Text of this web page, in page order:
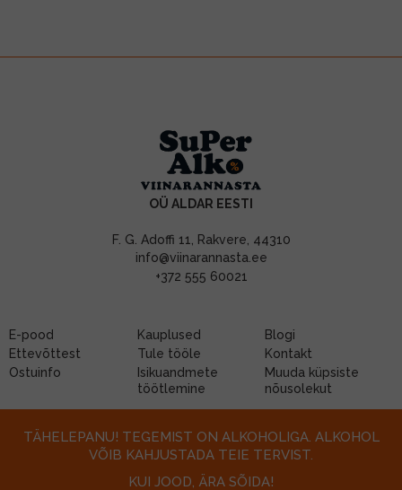
OÜ ALDAR EESTI
F. G. Adoffi 11, Rakvere, 44310
info@viinarannasta.ee
+372 555 60021
E-pood Kauplused
Blogi
Ettevõttest
Tule tööle
Kontakt
Ostuinfo
Isikuandmete
töötlemine
Muuda küpsiste
nõusolekut
TÄHELEPANU! TEGEMIST ON ALKOHOLIGA. ALKOHOL
VÕIB KAHJUSTADA TEIE TERVIST.
KUI JOOD, ÄRA SÕIDA!